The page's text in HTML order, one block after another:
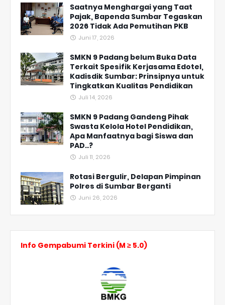
Saatnya Menghargai yang Taat
Pajak, Bapenda Sumbar Tegaskan
2026 Tidak Ada Pemutihan PKB
Juni 17, 2026
SMKN 9 Padang belum Buka Data
Terkait Spesifik Kerjasama Edotel,
Kadisdik Sumbar: Prinsipnya untuk
Tingkatkan Kualitas Pendidikan
Juli 14, 2026
SMKN 9 Padang Gandeng Pihak
Swasta Kelola Hotel Pendidikan,
Apa Manfaatnya bagi Siswa dan
PAD..?
Juli 11, 2026
Rotasi Bergulir, Delapan Pimpinan
Polres di Sumbar Berganti
Juni 26, 2026
Info Gempabumi Terkini (M ≥ 5.0)